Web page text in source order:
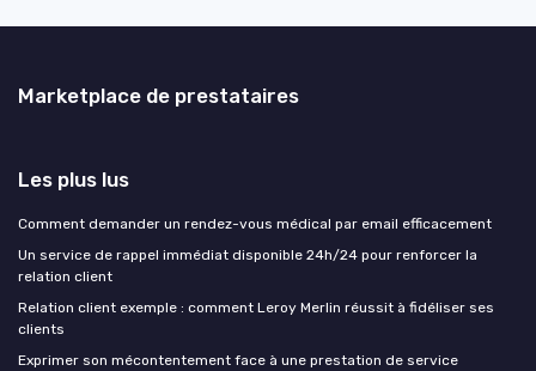
Marketplace de prestataires
Les plus lus
Comment demander un rendez-vous médical par email efficacement
Un service de rappel immédiat disponible 24h/24 pour renforcer la
relation client
Relation client exemple : comment Leroy Merlin réussit à fidéliser ses
clients
Exprimer son mécontentement face à une prestation de service